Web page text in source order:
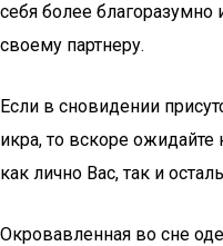
себя более
своему партнеру.
Если в сновидении
икра, то вскоре ожидайте
как лично Вас, так и
Окровавленная во сне